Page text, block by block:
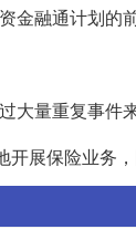
金融通计划的
大量重复事件
开展保险业务